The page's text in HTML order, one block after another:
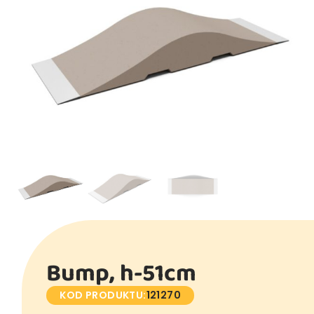
Bump, h-51cm
KOD PRODUKTU:121270